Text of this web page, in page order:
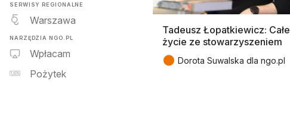
SERWISY REGIONALNE
Warszawa
NARZĘDZIA NGO.PL
Wpłacam
Pożytek
Tadeusz Łopatkiewicz: Całe
życie ze stowarzyszeniem
● Dorota Suwalska dla ngo.pl